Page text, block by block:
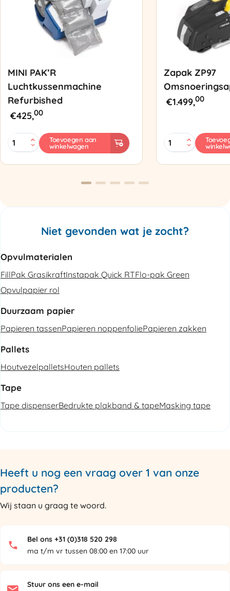
MINI PAK’R
Luchtkussenmachine
Refurbished
€425,00
MINI
PAK'R
Refurbished
Toevoegen aan
winkelwagen
Zapak ZP97
€1.499,00
Zapak
ZP97
aantal
Niet gevonden wat je zocht?
Opvulmaterialen
FillPak GrasikraftInstapak Quick RTFlo-pak Green
Opvulpapier rol
Duurzaam papier
Papieren tassenPapieren noppenfoliePapieren zakken
Pallets
HoutvezelpalletsHouten pallets
Tape
Tape dispenserBedrukte plakband & tapeMasking tape
Heeft u nog een vraag over 1 van onze
producten?
Wij staan u graag te woord.
Bel ons +31 (0)318 520 298
ma t/m vr tussen 08:00 en 17:00 uur
Stuur ons een e-mail